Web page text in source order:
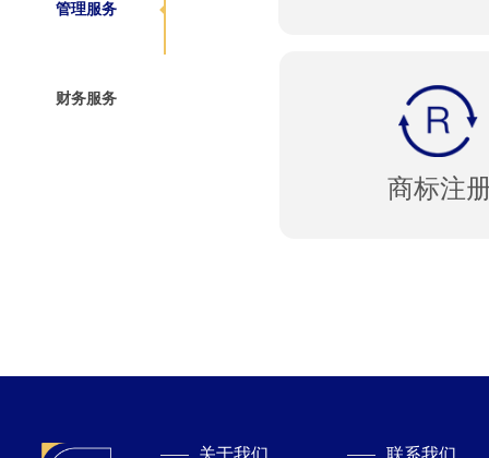
管理服务
财务服务
商标注
关于我们 联系我们